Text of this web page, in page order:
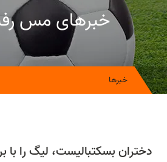
خبرهای مس
خبرها
دختران بسكتبالیست، ليگ را با